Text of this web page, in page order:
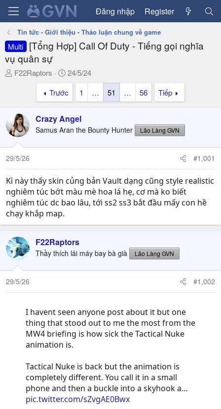
Đăng nhập Register
Tin tức - Giới thiệu - Thảo luận chung về game
Multi
[Tổng Hợp] Call Of Duty - Tiếng gọi nghĩa
vụ quân sự
T
a
d
s
t
a
e
r
F22Raptors
N
g
à
y
ử
i
24/5/24
Trước
1 … 51 … 56 Tiếp
Crazy Angel
Samus Aran the Bounty Hunter Lão Làng GVN
29/5/26 #1,001
Kì này thấy skin củng bản Vault dạng cũng style realistic
nghiêm túc bớt màu mè hoa lá hẹ, cơ mà ko biết
nghiêm túc dc bao lâu, tới ss2 ss3 bắt đầu mấy con hề
chạy khắp map.
F22Raptors
Thầy thích lái máy bay bà già Lão Làng GVN
29/5/26 #1,002
I havent seen anyone post about it but one
thing that stood out to me the most from the
MW4 briefing is how sick the Tactical Nuke
animation is.
Tactical Nuke is back but the animation is
completely different. You call it in a small
phone and then a buckle into a skyhook a…
pic.twitter.com/sZvgAE0Bwx